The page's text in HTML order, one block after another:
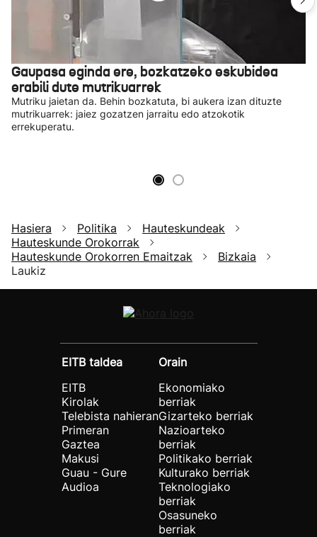
Gaupasa eginda ere, bozkatzeko eskubidea
erabili dute mutrikuarrek
Mutriku jaietan da. Behin bozkatuta, bi aukera izan dituzte
mutrikuarrek: jaiez gozatzen jarraitu edo atzokotik
errekuperatu.
Hasiera Politika
Hauteskundeak
Hauteskunde Orokorrak
Hauteskunde Orokorren Emaitzak
Bizkaia
Laukiz
EITB taldea
EITB
Kirolak
Telebista nahieran
Primeran
Gaztea
Makusi
Guau - Gure
Audioa
Orain
Ekonomiako
berriak
Gizarteko berriak
Nazioarteko
berriak
Politikako berriak
Kulturako berriak
Teknologiako
berriak
Osasuneko
berriak